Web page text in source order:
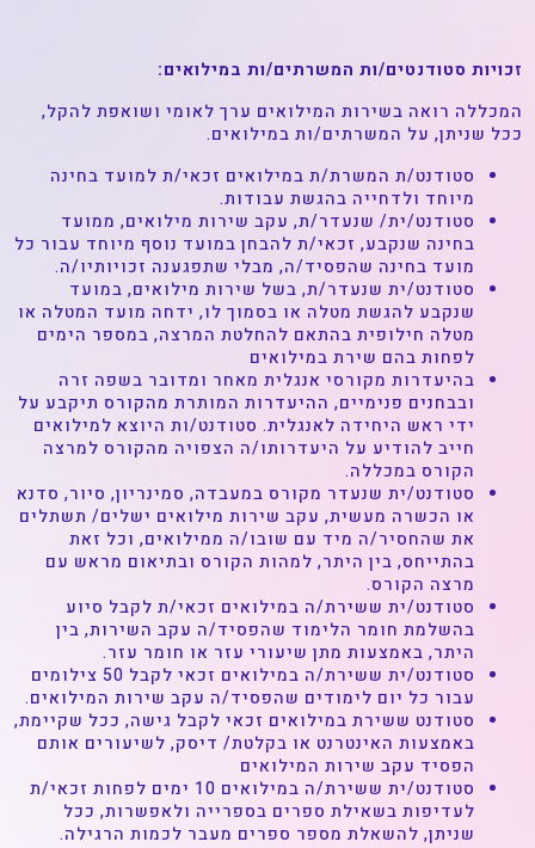
זכויות סטודנטים/ות המשרתים/ות במילואים:
המכללה רואה בשירות המילואים ערך לאומי ושואפת להקל,
ככל שניתן, על המשרתים/ות במילואים.
סטודנט/ת המשרת/ת במילואים זכאי/ת למועד בחינה
מיוחד ולדחייה בהגשת עבודות.
סטודנט/ית/ שנעדר/ת, עקב שירות מילואים, ממועד
בחינה שנקבע, זכאי/ת להבחן במועד נוסף מיוחד עבור כל
מועד בחינה שהפסיד/ה, מבלי שתפגענה זכויותיו/ה.
סטודנט/ית שנעדר/ת, בשל שירות מילואים, במועד
שנקבע להגשת מטלה או בסמוך לו, ידחה מועד המטלה או
מטלה חילופית בהתאם להחלטת המרצה, במספר הימים
לפחות בהם שירת במילואים
בהיעדרות מקורסי אנגלית מאחר ומדובר בשפה זרה
ובבחנים פנימיים, ההיעדרות המותרת מהקורס תיקבע על
ידי ראש היחידה לאנגלית. סטודנט/ות היוצא למילואים
חייב להודיע על היעדרותו/ה הצפויה מהקורס למרצה
הקורס במכללה.
סטודנט/ית שנעדר מקורס במעבדה, סמינריון, סיור, סדנא
או הכשרה מעשית, עקב שירות מילואים ישלים/ תשתלים
את שהחסיר/ה מיד עם שובו/ה ממילואים, וכל זאת
בהתייחס, בין היתר, למהות הקורס ובתיאום מראש עם
מרצה הקורס.
סטודנט/ית ששירת/ה במילואים זכאי/ת לקבל סיוע
בהשלמת חומר הלימוד שהפסיד/ה עקב השירות, בין
היתר, באמצעות מתן שיעורי עזר או חומר עזר.
סטודנט/ית ששירת/ה במילואים זכאי לקבל 50 צילומים
עבור כל יום לימודים שהפסיד/ה עקב שירות המילואים.
סטודנט ששירת במילואים זכאי לקבל גישה, ככל שקיימת,
באמצעות האינטרנט או בקלטת/ דיסק, לשיעורים אותם
הפסיד עקב שירות המילואים
סטודנט/ית ששירת/ה במילואים 10 ימים לפחות זכאי/ת
לעדיפות בשאילת ספרים בספרייה ולאפשרות, ככל
שניתן, להשאלת מספר ספרים מעבר לכמות הרגילה.